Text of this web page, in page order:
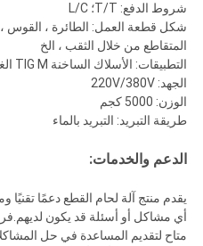
شروط الدفع: T/T؛ L/C
المتقاطع من خلال الثقب ، الخ
التطبيقات: الأسلاك الساخنة TIG M الغطاء الرأسي
الجهد: 220V/380V
الوزن: 5000 كجم
طريقة التبريد: التبريد بالماء
الدعم والخدمات:
يقدم منتج آلة لحام القطع دعمًا
أي مشاكل أو أسئلة قد يكون
متاح لتقديم المساعدة في حل